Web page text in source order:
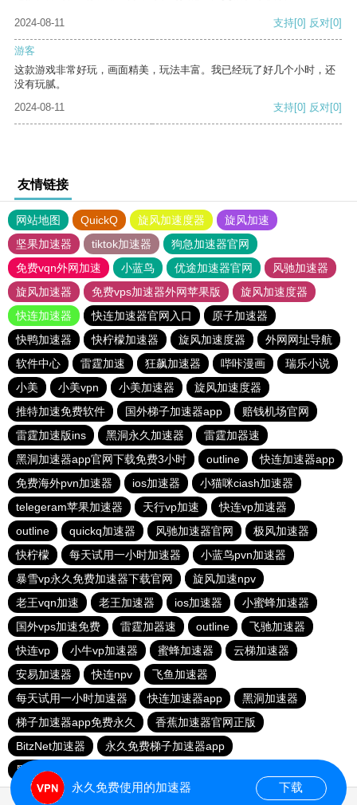
2024-08-11 支持[0] 反对[0]
游客
这款游戏非常好玩，画面精美，玩法丰富。我已经玩了好几个小时，还
没有玩腻。
2024-08-11
支持[0] 反对[0]
友情链接
网站地图 QuickQ 旋风加速度器
旋风加速
坚果加速器
tiktok加速器
狗急加速器官网
免费vqn外网加速
小蓝鸟 优途加速器官网
风驰加速器
旋风加速器
免费vps加速器外网苹果版
旋风加速度器
快连加速器
快连加速器官网入口
原子加速器
快鸭加速器
快柠檬加速器 旋风加速度器
外网网址导航
软件中心
雷霆加速 狂飙加速器 哔咔漫画
瑞乐小说
小美
小美vpn 小美加速器
旋风加速度器
推特加速免费软件
国外梯子加速器app
赔钱机场官网
雷霆加速版ins
黑洞永久加速器
雷霆加器速
黑洞加速器app官网下载免费3小时
outline
快连加速器app
免费海外pvn加速器
ios加速器
小猫咪ciash加速器
telegeram苹果加速器
天行vp加速
快连vp加速器
outline
quickq加速器 风驰加速器官网
极风加速器
快柠檬
每天试用一小时加速器
小蓝鸟pvn加速器
暴雪vp永久免费加速器下载官网
旋风加速npv
老王vqn加速
老王加速器 ios加速器
小蜜蜂加速器
国外vps加速免费
雷霆加器速 outline
飞驰加速器
快连vp
小牛vp加速器 蜜蜂加速器
云梯加速器
安易加速器
快连npv
飞鱼加速器
每天试用一小时加速器
快连加速器app
黑洞加速器
梯子加速器app免费永久
香蕉加速器官网正版
BitzNet加速器
永久免费梯子加速器app
黑洞海外npv加速梯子
永久免费使用的加速器 下载